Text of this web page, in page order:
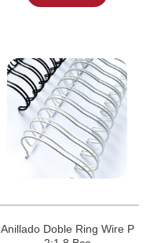
Anillado Doble Ring Wire P